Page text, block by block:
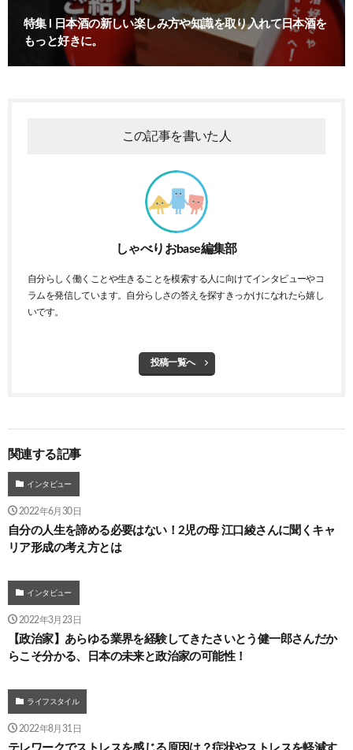
特集 l 日本酒の新しい楽しみ方や知識を取り入れて日本酒を
もっと好きに。
この記事を書いた人
しゃべりおbase編集部
自分らしく働くことや生きることを模索する人に向けてインタビューやコ
ラムを発信しています。自分らしさの答えを探すきっかけになれたら嬉し
いです。
投稿一覧へ
関連する記事
インタビュー
2022年6月30日
自分の人生を諦める必要はない！2児の母 江口綾さんに聞くキャ
リア形成の考え方とは
インタビュー
2022年3月23日
【政治家】あらゆる業界を経験してきたさいとう健一郎さんだか
らこそ分かる、日本の未来と政治家の可能性！
ライフスタイル
2022年8月31日